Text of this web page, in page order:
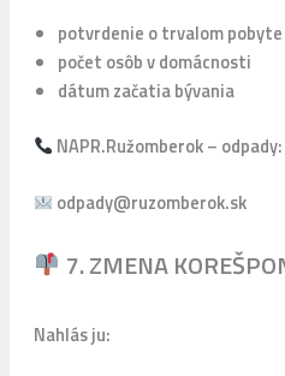
potvrdenie o trvalom pobyte
počet osôb v domácnosti
dátum začatia bývania
NAPR.Ružomberok –
odpady@ruzomberok.sk
7. ZMENA
Nahlás ju: